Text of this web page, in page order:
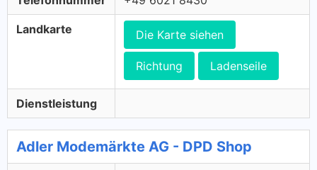
Landkarte Die Karte siehen
Richtung Ladenseile
Dienstleistung
Adler Modemärkte AG - DPD Shop